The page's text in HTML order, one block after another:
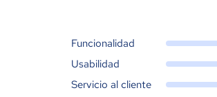
Funcionalidad
Usabilidad
Servicio al cliente